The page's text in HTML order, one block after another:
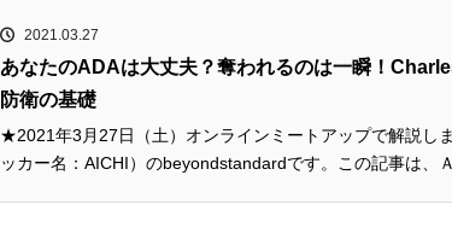
2021.03.27
あなたのADAは大丈夫？奪われるのは一瞬！
防衛の基礎
★2021年3月27日（土）オンラインミートアップで解説しました★ こんにちは、Aichi Stake
ッカー名：AICHI）のbeyondstandardです。この記事は、